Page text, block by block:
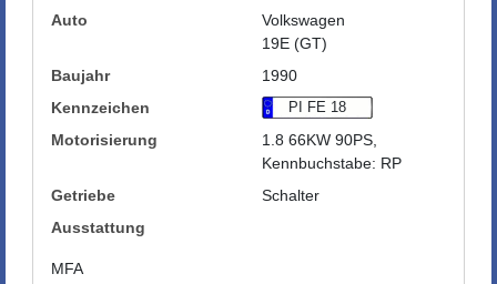
Auto
Volkswagen
19E (GT)
Baujahr
1990
Kennzeichen
PI FE 18
Motorisierung
1.8 66KW 90PS,
Kennbuchstabe: RP
Getriebe
Schalter
Ausstattung
MFA